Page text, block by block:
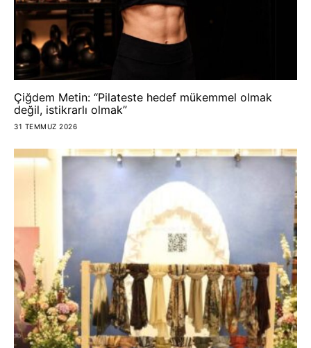
Çiğdem Metin: “Pilateste hedef mükemmel olmak
değil, istikrarlı olmak”
31 TEMMUZ 2026